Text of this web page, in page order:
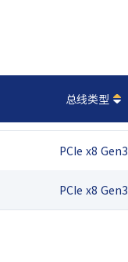
总线类型
PCIe x8 Gen3
PCIe x8 Gen3